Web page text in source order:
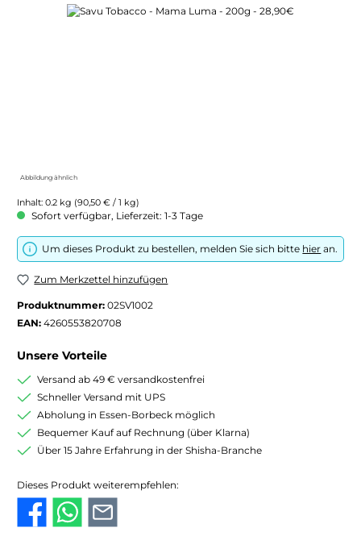
Bildergalerie überspringen
Abbildung ähnlich
Inhalt: 0.2 kg (90,50 € / 1 kg)
Sofort verfügbar, Lieferzeit: 1-3 Tage
Um dieses Produkt zu bestellen, melden Sie sich bitte hier an.
Zum Merkzettel hinzufügen
Produktnummer: 02SV1002
EAN: 4260553820708
Unsere Vorteile
Versand ab 49 € versandkostenfrei
Schneller Versand mit UPS
Abholung in Essen-Borbeck möglich
Bequemer Kauf auf Rechnung (über Klarna)
Über 15 Jahre Erfahrung in der Shisha-Branche
Dieses Produkt weiterempfehlen: